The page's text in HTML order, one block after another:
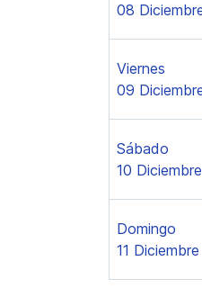
08
Viernes
09
Sábado
10 Diciembre
Domingo
11 Diciembre